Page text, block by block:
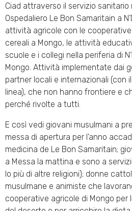
Ciad attraverso il servizio sanitario
Ospedaliero Le Bon Samaritain a
attività agricole con le
cereali a Mongo, le attività
scuole e i collegi nella periferia di
Mongo. Attività implementate dai
partner locali e internazionali (con
linea), che non hanno frontiere e
perché rivolte a tutti.
E così vedi giovani musulmani a
messa di apertura per l’anno
medicina de Le Bon Samaritain;
a Messa la mattina e sono a
lo più di altre religioni); donne
musulmane e animiste che
cooperative agricole di Mongo per